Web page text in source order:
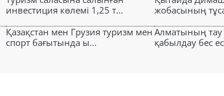
инвестиция көлемі 1,25 т...
жобасының
Қазақстан мен Грузия туризм мен
спорт бағытында ы...
Алматының тау
қабылдау бес